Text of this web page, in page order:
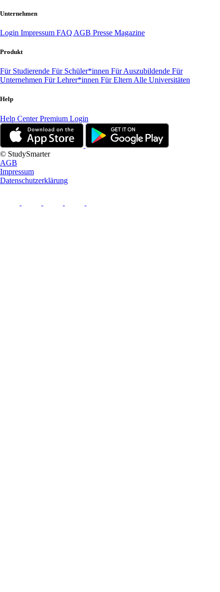
Unternehmen
Login Impressum FAQ AGB Presse Magazine
Produkt
Für Studierende Für Schüler*innen Für Auszubildende Für
Unternehmen Für Lehrer*innen Für Eltern Alle Universitäten
Help
Help CenterPremium Login
© StudySmarter
AGB
Impressum
Datenschutzerklärung